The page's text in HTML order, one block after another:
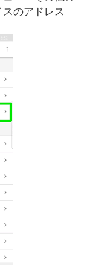
のアドレス